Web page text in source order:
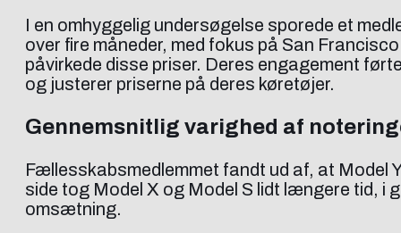
I en omhyggelig undersøgelse sporede et
over fire måneder, med fokus på San
påvirkede disse priser. Deres engagement
og justerer priserne på deres køretøjer.
Gennemsnitlig varighed af
Fællesskabsmedlemmet fandt ud af, at Model
side tog Model X og Model S lidt længere tid, i
omsætning.